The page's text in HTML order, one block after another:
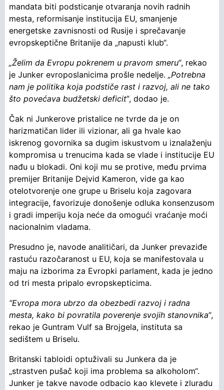
mandata biti podsticanje otvaranja novih radnih
mesta, reformisanje institucija EU, smanjenje
energetske zavnisnosti od Rusije i sprečavanje
evropskeptične Britanije da „napusti klub“.
„Želim da Evropu pokrenem u pravom smeru“, rekao
je Junker evroposlanicima prošle nedelje. „Potrebna
nam je politika koja podstiče rast i razvoj, ali ne tako
što povećava budžetski deficit“, dodao je.
Čak ni Junkerove pristalice ne tvrde da je on
harizmatičan lider ili vizionar, ali ga hvale kao
iskrenog govornika sa dugim iskustvom u iznalaženju
kompromisa u trenucima kada se vlade i institucije EU
nađu u blokadi. Oni koji mu se protive, među prvima
premijer Britanije Dejvid Kameron, vide ga kao
otelotvorenje one grupe u Briselu koja zagovara
integracije, favorizuje donošenje odluka konsenzusom
i gradi imperiju koja neće da omogući vraćanje moći
nacionalnim vladama.
Presudno je, navode analitičari, da Junker prevaziđe
rastuću razočaranost u EU, koja se manifestovala u
maju na izborima za Evropki parlament, kada je jedno
od tri mesta pripalo evropskepticima.
“Evropa mora ubrzo da obezbedi razvoj i radna
mesta, kako bi povratila poverenje svojih stanovnika“,
rekao je Guntram Vulf sa Brojgela, instituta sa
sedištem u Briselu.
Britanski tabloidi optuživali su Junkera da je
„strastven pušač koji ima problema sa alkoholom“.
Junker je takve navode odbacio kao klevete i zluradu